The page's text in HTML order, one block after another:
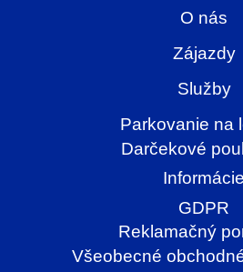
O nás
Zájazdy
Služby
Parkovanie na
Darčekové
Informácie
GDPR
Reklamačný
Všeobecné